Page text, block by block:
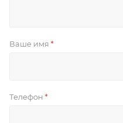
Ваше имя *
Телефон *